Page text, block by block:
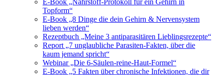
E-Book „Nährstoff-Protokoll für ein Gehirn in
Topform“
E-Book „8 Dinge die dein Gehirn & Nervensystem
lieben werden“
Rezeptbuch „Meine 3 antiparasitären Lieblingsrezepte“
Report „7 unglaubliche Parasiten-Fakten, über die
kaum jemand spricht“
Webinar „Die 6-Säulen-reine-Haut-Formel“
E-Book „5 Fakten über chronische Infektionen, die dir